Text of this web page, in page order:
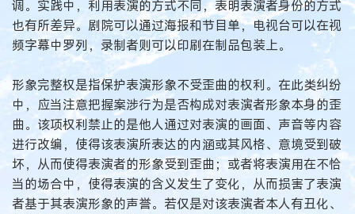
调。实践中，利用表演的方式不同，表明表演者身份的方式
也有所差异。剧院可以通过海报和节目单，电视台可以在视
频字幕中罗列，录制者则可以印刷在制品包装上。
形象完整权是指保护表演形象不受歪曲的权利。在此类纠纷
中，应当注意把握案涉行为是否构成对表演者形象本身的歪
曲。该项权利禁止的是他人通过对表演的画面、声音等内容
进行改编，使得该表演所表达的内涵或其风格、意境受到破
坏，从而使得表演者的形象受到歪曲；或者将表演用在不恰
当的场合中，使得表演的含义发生了变化，从而损害了表演
者基于其表演形象的声誉。若仅是对该表演者本人有丑化、